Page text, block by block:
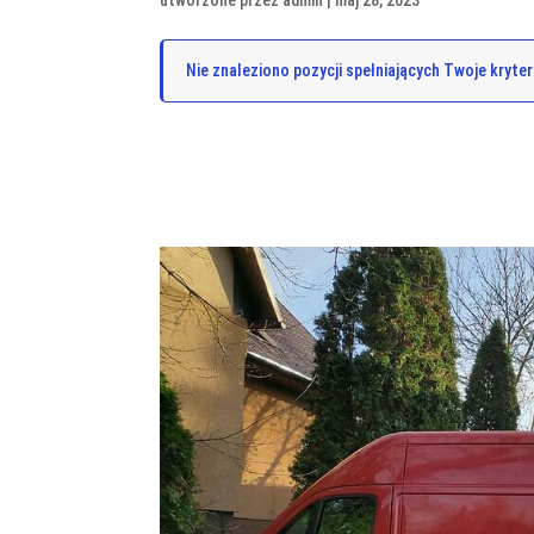
Nie znaleziono pozycji spełniających Twoje